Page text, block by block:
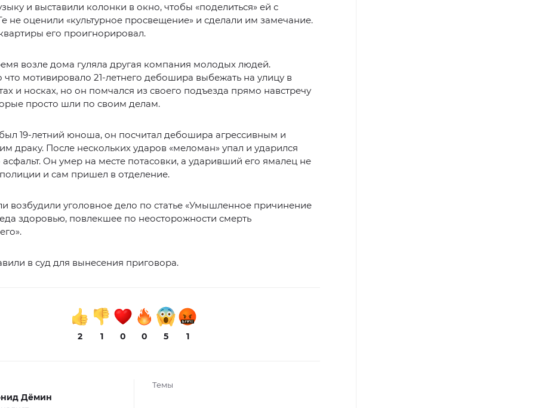
и выставили колонки в окно, чтобы «поделиться» ей с
не оценили «культурное просвещение» и сделали им замечание.
его проигнорировал.
возле дома гуляла другая компания молодых людей.
что мотивировало 21-летнего дебошира выбежать на улицу в
и носках, но он помчался из своего подъезда прямо навстречу
просто шли по своим делам.
19-летний юноша, он посчитал дебошира агрессивным и
драку. После нескольких ударов «меломан» упал и ударился
Он умер на месте потасовки, а ударивший его ямалец не
и сам пришел в отделение.
возбудили уголовное дело по статье «Умышленное причинение
здоровью, повлекшее по неосторожности смерть
в суд для вынесения приговора.
2 1 0 0 5 1
Дёмин
Темы